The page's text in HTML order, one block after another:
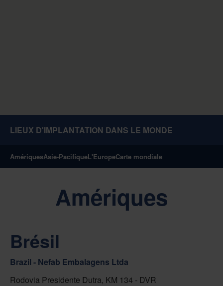
LIEUX D'IMPLANTATION DANS LE MONDE
AmériquesAsie-PacifiqueL'EuropeCarte mondiale
Amériques
Brésil
Brazil - Nefab Embalagens Ltda
Rodovia Presidente Dutra, KM 134 - DVR